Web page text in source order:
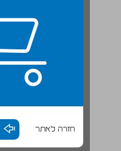
חזרה לאתר